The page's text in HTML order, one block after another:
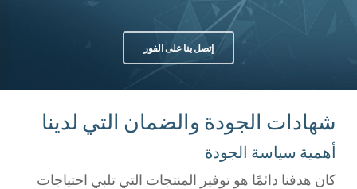
إتصل بنا على الفور
شهادات الجودة والضمان التي لدينا
أهمية سياسة الجودة
كان هدفنا دائمًا هو توفير المنتجات التي تلبي احتياجات